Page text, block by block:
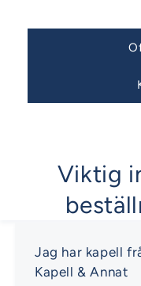
Viktig
Jag har kapell
Kapell & Annat